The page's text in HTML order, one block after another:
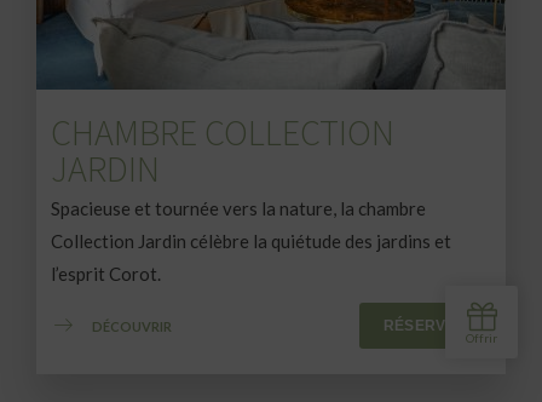
CHAMBRE COLLECTION
JARDIN
Spacieuse et tournée vers la nature, la chambre
Collection Jardin célèbre la quiétude des jardins et
l’esprit Corot.
DÉCOUVRIR RÉSERVER